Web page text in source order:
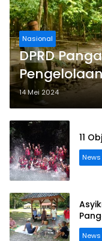
Nasional
DPRD
Tidak Serius
14 Mei 2024
11
News
News